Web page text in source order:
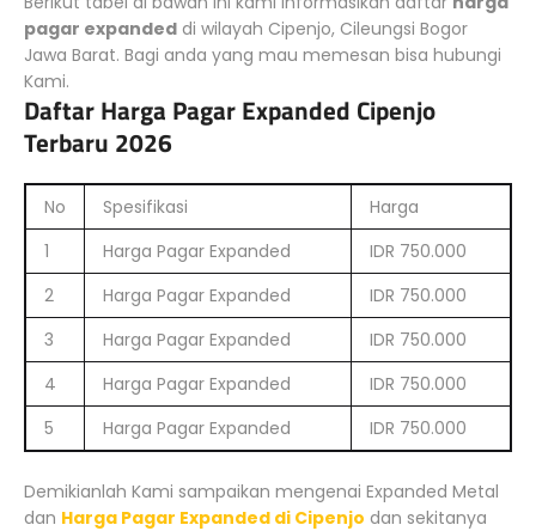
pagar expanded di wilayah Cipenjo, Cileungsi Bogor
Jawa Barat. Bagi anda yang mau memesan bisa hubungi
Kami.
Daftar Harga Pagar Expanded Cipenjo
Terbaru 2026
No Spesifikasi
Harga
1
Harga Pagar Expanded
IDR 750.000
2
Harga Pagar Expanded
IDR 750.000
3
Harga Pagar Expanded
IDR 750.000
4
Harga Pagar Expanded
IDR 750.000
5
Harga Pagar Expanded IDR 750.000
Demikianlah Kami sampaikan mengenai Expanded Metal
dan Harga Pagar Expanded di Cipenjo dan sekitanya